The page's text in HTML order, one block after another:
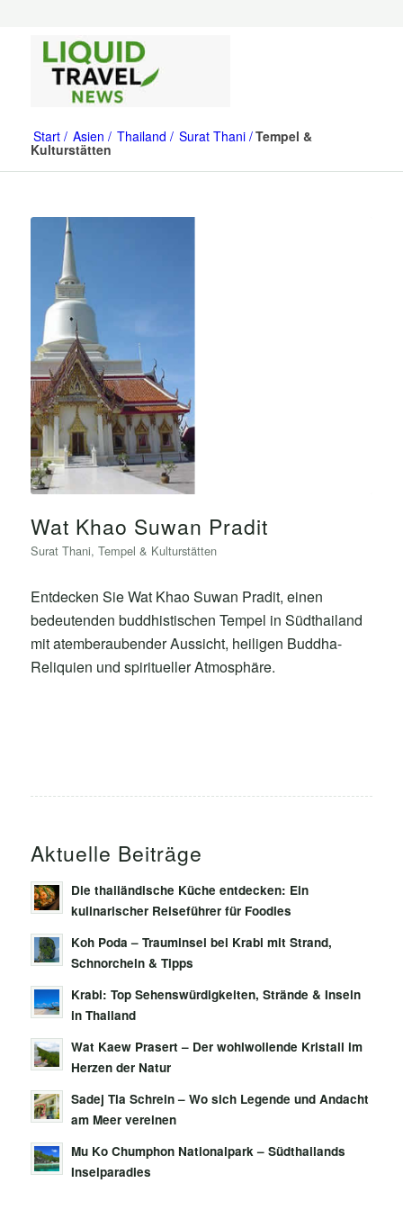
Start Asien Thailand Surat Thani Tempel &
Kulturstätten
Wat Khao Suwan Pradit
Surat Thani, Tempel & Kulturstätten
Entdecken Sie Wat Khao Suwan Pradit, einen
bedeutenden buddhistischen Tempel in Südthailand
mit atemberaubender Aussicht, heiligen Buddha-
Reliquien und spiritueller Atmosphäre.
Aktuelle Beiträge
Die thailändische Küche entdecken: Ein
kulinarischer Reiseführer für Foodies
Koh Poda – Trauminsel bei Krabi mit Strand,
Schnorcheln & Tipps
Krabi: Top Sehenswürdigkeiten, Strände & Inseln
in Thailand
Wat Kaew Prasert – Der wohlwollende Kristall im
Herzen der Natur
Sadej Tia Schrein – Wo sich Legende und Andacht
am Meer vereinen
Mu Ko Chumphon Nationalpark – Südthailands
Inselparadies